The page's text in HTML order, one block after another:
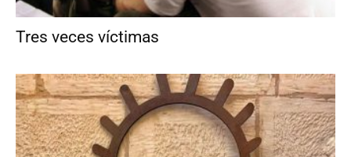
Tres veces víctimas